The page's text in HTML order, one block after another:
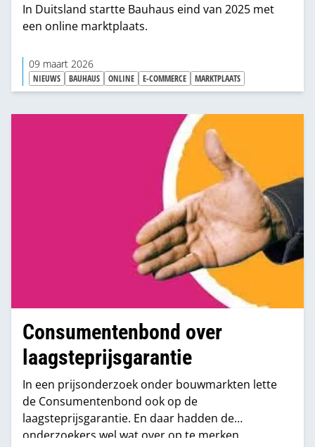
In Duitsland startte Bauhaus eind van 2025 met
een online marktplaats.
09 maart 2026
NIEUWS BAUHAUS ONLINE E-COMMERCE MARKTPLAATS
Consumentenbond over
laagsteprijsgarantie
In een prijsonderzoek onder bouwmarkten lette
de Consumentenbond ook op de
laagsteprijsgarantie. En daar hadden de
onderzoekers wel wat over op te merken.